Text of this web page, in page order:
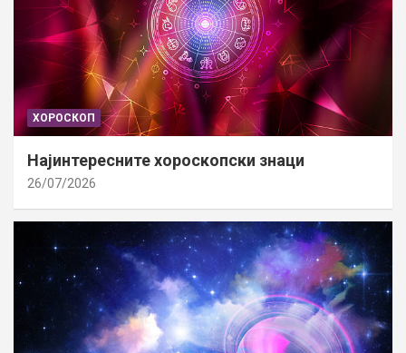
ХОРОСКОП
Најинтересните хороскопски знаци
26/07/2026